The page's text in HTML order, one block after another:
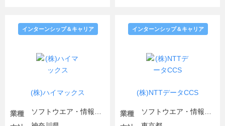
(株)ハイマックス
インターンシップ＆キャリア
業種
(株)NTTデータCCS
インターンシップ＆キャリア
業種